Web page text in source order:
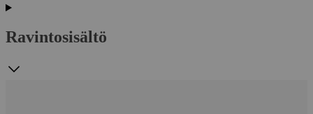
Ravintosisältö